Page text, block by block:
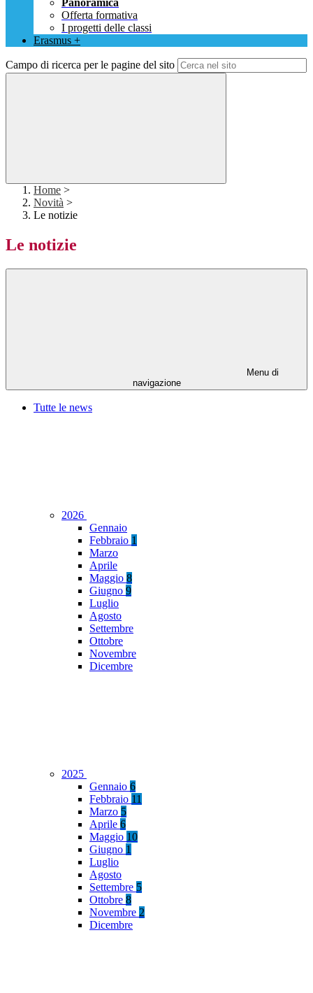
Panoramica
Offerta formativa
I progetti delle classi
Erasmus +
Campo di ricerca per le pagine del sito
Home >
Novità >
Le notizie
Le notizie
Menu di
navigazione
Tutte le news
2026
Gennaio
Febbraio 1
Marzo
Aprile
Maggio 8
Giugno 9
Luglio
Agosto
Settembre
Ottobre
Novembre
Dicembre
2025
Gennaio 6
Febbraio 11
Marzo 5
Aprile 6
Maggio 10
Giugno 1
Luglio
Agosto
Settembre 5
Ottobre 8
Novembre 2
Dicembre